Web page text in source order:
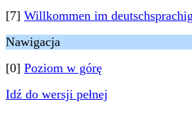
[7] Willkommen im
Nawigacja
[0] Poziom w górę
Idź do wersji pełnej